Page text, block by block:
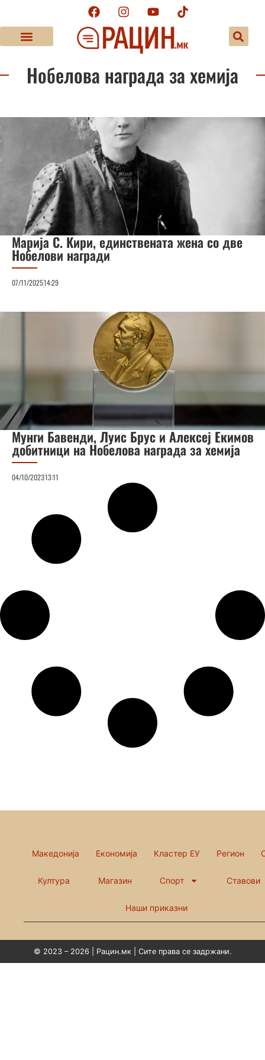
Нобелова награда за хемија
Марија С. Кири, единствената жена со две
Нобелови награди
07/11/202514:29
Мунги Бавенди, Луис Брус и Алексеј Екимов
добитници на Нобелова награда за хемија
04/10/202313:11
Македонија Економија Кластер ЕУ Регион
Култура Магазин Спорт Ставови
Наши приказни
© 2023 – 2026 | Рацин.мк | Сите права се задржани.